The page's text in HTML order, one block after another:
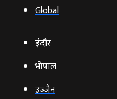
Global
इंदौर
भोपाल
उज्‍जैन